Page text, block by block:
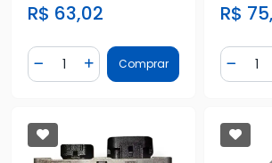
R$ 63,02
Diminuir Quantidade
Quantidade
Adicionar Quantidade
Comprar
R$